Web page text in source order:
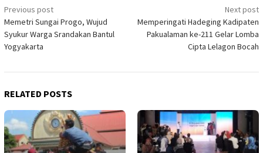
Post
navigation
Previous post
Memetri Sungai Progo, Wujud
Syukur Warga Srandakan Bantul
Yogyakarta
Next post
Memperingati Hadeging Kadipaten
Pakualaman ke-211 Gelar Lomba
Cipta Lelagon Bocah
RELATED POSTS